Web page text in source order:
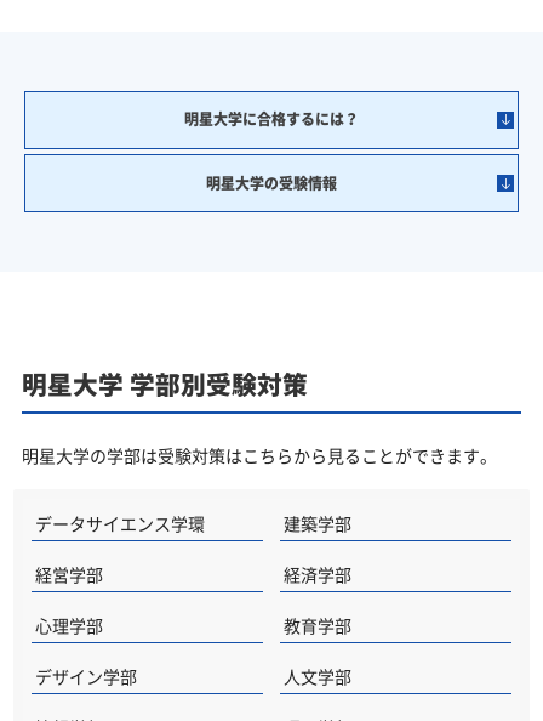
明星大学に合格するには？
明星大学の受験情報
明星大学 学部別受験対策
明星大学の学部は受験対策はこちらから見ることができます。
データサイエンス学環 建築学部
経営学部 経済学部
心理学部 教育学部
デザイン学部 人文学部